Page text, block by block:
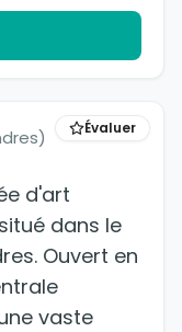
Évaluer
d'art
dans le
Ouvert en
vaste